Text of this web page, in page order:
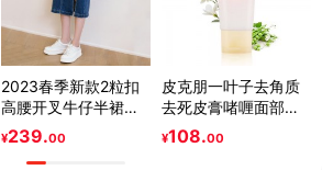
2023春季新款2粒扣
高腰开叉牛仔半裙女
复古百搭中长裙
¥239.00
皮克朋一叶子去角质
去死皮膏啫喱面部温
和祛黑头全身温和补
水凝胶磨砂膏 新鲜护
¥108.00